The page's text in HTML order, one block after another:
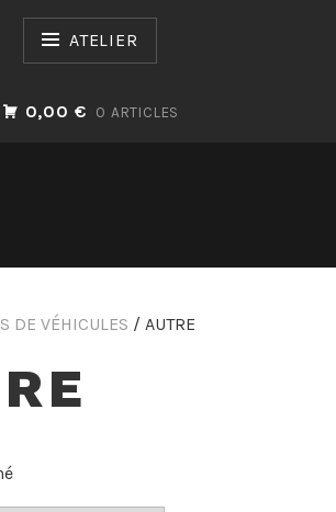
ATELIER
0,00 € 0 ARTICLES
DE VÉHICULES / AUTRE
Trié